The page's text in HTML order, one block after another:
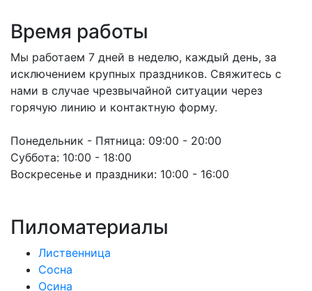
Время работы
Мы работаем 7 дней в неделю, каждый день, за
исключением крупных праздников. Свяжитесь с
нами в случае чрезвычайной ситуации через
горячую линию и контактную форму.
Понедельник - Пятница: 09:00 - 20:00
Суббота: 10:00 - 18:00
Воскресенье и праздники: 10:00 - 16:00
Пиломатериалы
Лиственница
Сосна
Осина